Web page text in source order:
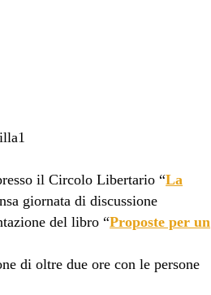
il Circolo Libertario “La
giornata di discussione
del libro “Proposte per un
di oltre due ore con le persone